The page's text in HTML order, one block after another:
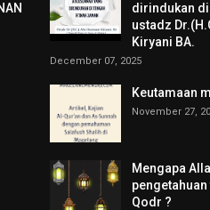
dirindukan
ustadz
Kiryani BA.
December 07, 2025
Keutamaan
November 27,
Mengapa
Qodr ?